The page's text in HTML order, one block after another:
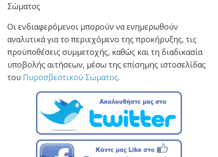
Σώματος
Οι ενδιαφερόμενοι μπορούν να ενημερωθούν
αναλυτικά για το περιεχόμενο της προκήρυξης, τις
προϋποθέσεις συμμετοχής, καθώς και τη διαδικασία
υποβολής αιτήσεων, μέσω της επίσημης ιστοσελίδας
του Πυροσβεστικού Σώματος.